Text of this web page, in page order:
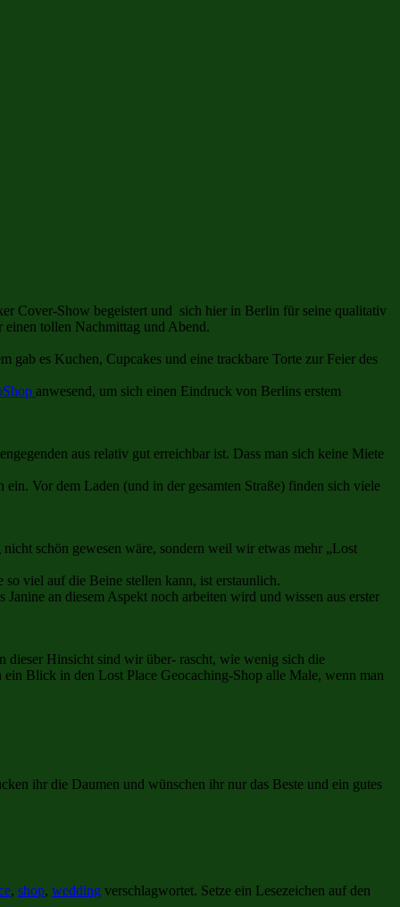
Cover-Show begeistert und sich hier in Berlin für seine qualitativ
einen tollen Nachmittag und Abend.
es Kuchen, Cupcakes und eine trackbare Torte zur Feier des
anwesend, um sich einen Eindruck von Berlins erstem
aus relativ gut erreichbar ist. Dass man sich keine Miete
Vor dem Laden (und in der gesamten Straße) finden sich viele
schön gewesen wäre, sondern weil wir etwas mehr „Lost
viel auf die Beine stellen kann, ist erstaunlich.
Janine an diesem Aspekt noch arbeiten wird und wissen aus erster
dieser Hinsicht sind wir über- rascht, wie wenig sich die
ein Blick in den Lost Place Geocaching-Shop alle Male, wenn man
ihr die Daumen und wünschen ihr nur das Beste und ein gutes
, shop, wedding verschlagwortet. Setze ein Lesezeichen auf den